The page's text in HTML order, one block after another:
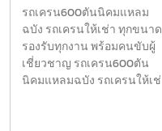
รถเครน600ตันนิคมแหลม
ฉบัง รถเครนให้เช่า ทุกขนาด
รองรับทุกงาน พร้อมคนขับผู้
เชี่ยวชาญ รถเครน600ตัน
นิคมแหลมฉบัง รถเครนให้เช่